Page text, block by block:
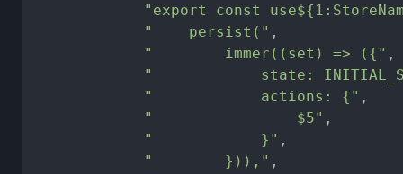
"export const
"    persist(" ,
"        immer((set) => ({" ,
"            state:
"            actions: {" ,
"                $5" ,
"            }" ,
"        }))," ,